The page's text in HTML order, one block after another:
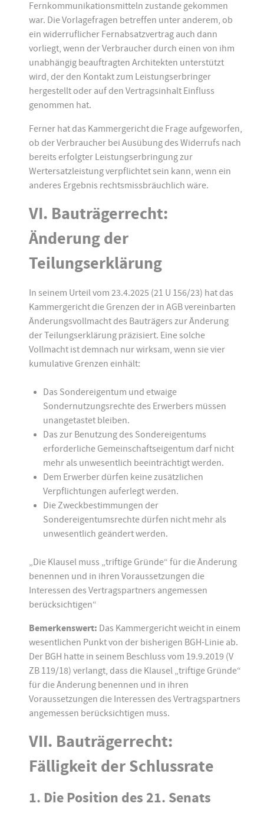
Fernkommunikationsmitteln zustande gekommen
war. Die Vorlagefragen betreffen unter anderem, ob
ein widerruflicher Fernabsatzvertrag auch dann
vorliegt, wenn der Verbraucher durch einen von ihm
unabhängig beauftragten Architekten unterstützt
wird, der den Kontakt zum Leistungserbringer
hergestellt oder auf den Vertragsinhalt Einfluss
genommen hat.
Ferner hat das Kammergericht die Frage aufgeworfen,
ob der Verbraucher bei Ausübung des Widerrufs nach
bereits erfolgter Leistungserbringung zur
Wertersatzleistung verpflichtet sein kann, wenn ein
anderes Ergebnis rechtsmissbräuchlich wäre.
VI. Bauträgerrecht:
Änderung der
Teilungserklärung
In seinem Urteil vom 23.4.2025 (21 U 156/23) hat das
Kammergericht die Grenzen der in AGB vereinbarten
Änderungsvollmacht des Bauträgers zur Änderung
der Teilungserklärung präzisiert. Eine solche
Vollmacht ist demnach nur wirksam, wenn sie vier
kumulative Grenzen einhält:
Das Sondereigentum und etwaige
Sondernutzungsrechte des Erwerbers müssen
unangetastet bleiben.
Das zur Benutzung des Sondereigentums
erforderliche Gemeinschaftseigentum darf nicht
mehr als unwesentlich beeinträchtigt werden.
Dem Erwerber dürfen keine zusätzlichen
Verpflichtungen auferlegt werden.
Die Zweckbestimmungen der
Sondereigentumsrechte dürfen nicht mehr als
unwesentlich geändert werden.
„Die Klausel muss „triftige Gründe“ für die Änderung
benennen und in ihren Voraussetzungen die
Interessen des Vertragspartners angemessen
berücksichtigen“
Bemerkenswert: Das Kammergericht weicht in einem
wesentlichen Punkt von der bisherigen BGH-Linie ab.
Der BGH hatte in seinem Beschluss vom 19.9.2019 (V
ZB 119/18) verlangt, dass die Klausel „triftige Gründe“
für die Änderung benennen und in ihren
Voraussetzungen die Interessen des Vertragspartners
angemessen berücksichtigen muss.
VII. Bauträgerrecht:
Fälligkeit der Schlussrate
1. Die Position des 21. Senats